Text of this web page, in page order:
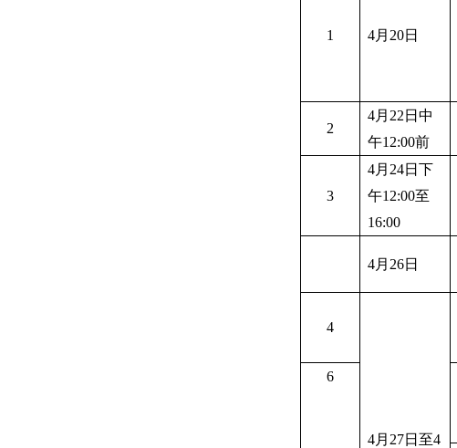
1 4月20日
2
4月22日中
午12:00前
3
4月24日下
午12:00至
16:00
4月26日
4
4月27日至4
6